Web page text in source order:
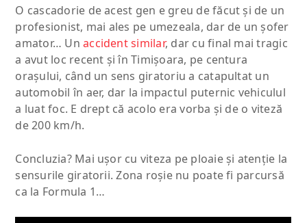
O cascadorie de acest gen e greu de făcut şi de un
profesionist, mai ales pe umezeala, dar de un şofer
amator… Unaccident similar, dar cu final mai tragic
a avut loc recent şi în Timişoara, pe centura
oraşului, când un sens giratoriu a catapultat un
automobil în aer, dar la impactul puternic vehiculul
a luat foc. E drept că acolo era vorba şi de o viteză
de 200 km/h.
Concluzia? Mai uşor cu viteza pe ploaie şi atenţie la
sensurile giratorii. Zona roşie nu poate fi parcursă
ca la Formula 1…